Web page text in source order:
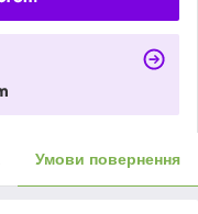
Умови повернення